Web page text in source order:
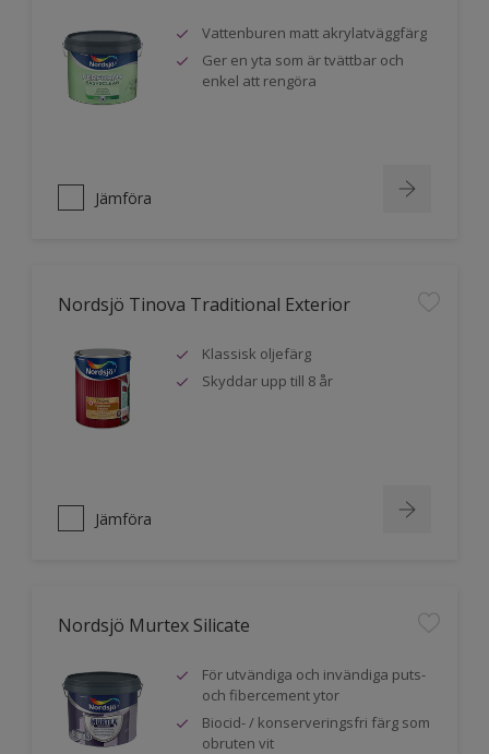
Vattenburen matt akrylatväggfärg
Ger en yta som är tvättbar och
enkel att rengöra
Jämföra
Nordsjö Tinova Traditional Exterior
Klassisk oljefärg
Skyddar upp till 8 år
Jämföra
Nordsjö Murtex Silicate
För utvändiga och invändiga puts-
och fibercement ytor
Biocid- / konserveringsfri färg som
obruten vit